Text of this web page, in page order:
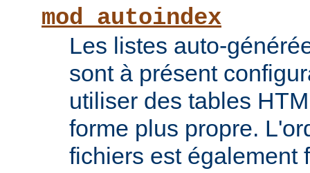
mod_autoindex
Les listes auto-
sont à présent
utiliser des tables
forme plus propre.
fichiers est également